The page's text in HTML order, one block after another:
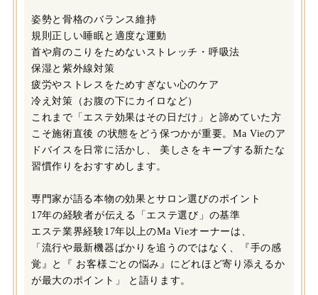
姿勢と骨格のバランス維持
規則正しい睡眠と適度な運動
首や肩のこりをためないストレッチ・呼吸法
保湿と紫外線対策
疲労やストレスをためすぎない心のケア
冷え対策（お腹の下にカイロなど）
これまで「エステ効果はその日だけ」と諦めていた方
こそ施術直後 の状態をどう保つかが重要。Ma Vieのア
ドバイスを日常に活かし、 美しさをキープする新たな
習慣作りをおすすめします。
専門家が語る本物の効果とサロン選びのポイント
17年の経験者が伝える「エステ選び」の基準
エステ業界経験17年以上のMa Vieオーナーは、
「流行や最新機器ばかりを追うのではなく、『手の感
覚』と『 お客様ごとの悩み』にどれほど寄り添えるか
が最大のポイント」 と語ります。